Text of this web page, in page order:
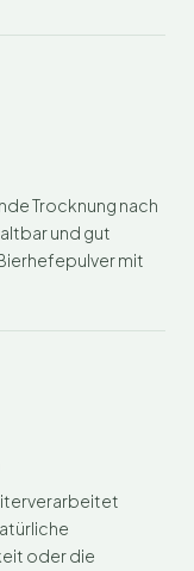
Trocknung nach
und gut
mit
oder die